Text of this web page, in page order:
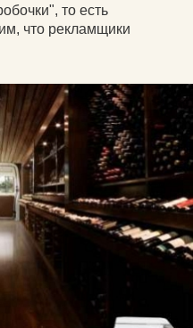
то есть
что рекламщики